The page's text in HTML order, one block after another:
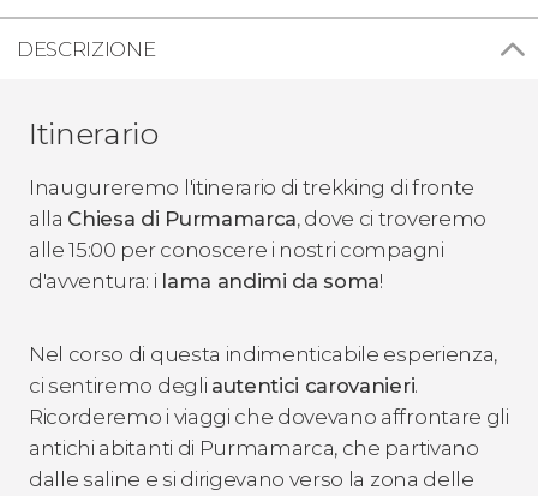
DESCRIZIONE
Itinerario
Inaugureremo l'itinerario di trekking di fronte
alla Chiesa di Purmamarca, dove ci troveremo
alle 15:00 per conoscere i nostri compagni
d'avventura: i lama andimi da soma!
Nel corso di questa indimenticabile esperienza,
ci sentiremo degli autentici carovanieri.
Ricorderemo i viaggi che dovevano affrontare gli
antichi abitanti di Purmamarca, che partivano
dalle saline e si dirigevano verso la zona delle